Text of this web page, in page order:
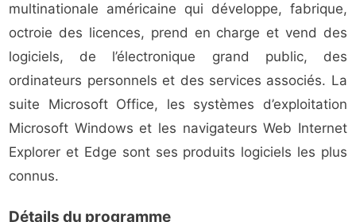
multinationale américaine qui développe, fabrique,
octroie des licences, prend en charge et vend des
logiciels, de l’électronique grand public, des
ordinateurs personnels et des services associés. La
suite Microsoft Office, les systèmes d’exploitation
Microsoft Windows et les navigateurs Web Internet
Explorer et Edge sont ses produits logiciels les plus
connus.
Détails du programme